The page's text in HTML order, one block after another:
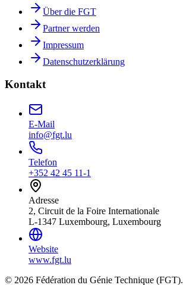
Über die FGT
Partner werden
Impressum
Datenschutzerklärung
Kontakt
E-Mail
info@fgt.lu
Telefon
+352 42 45 11-1
Adresse
2, Circuit de la Foire Internationale
L-1347 Luxembourg, Luxembourg
Website
www.fgt.lu
© 2026 Fédération du Génie Technique (FGT).